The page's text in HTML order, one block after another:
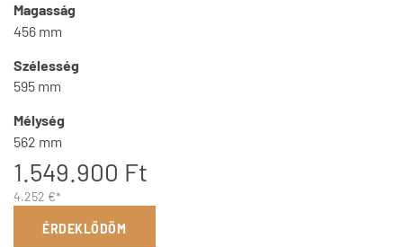
Magasság
456 mm
Szélesség
595 mm
Mélység
562 mm
1.549.900 Ft
4.252 €*
ÉRDEKLŐDÖM